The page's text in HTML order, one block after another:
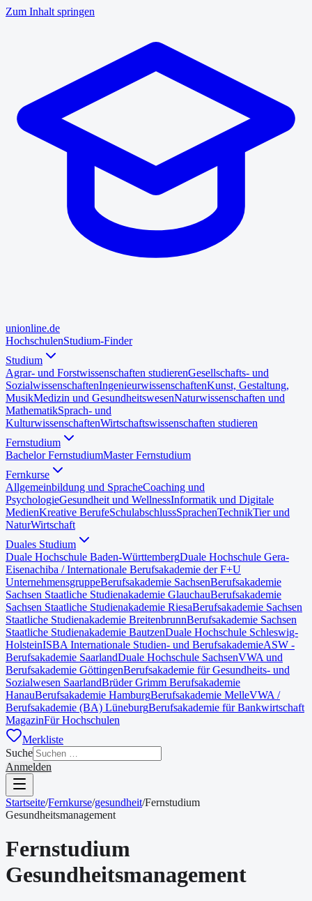
Zum Inhalt springen
unionline.de
HochschulenStudium-Finder
Studium
Agrar- und Forstwissenschaften studierenGesellschafts- und
SozialwissenschaftenIngenieurwissenschaftenKunst, Gestaltung,
MusikMedizin und GesundheitswesenNaturwissenschaften und
MathematikSprach- und
KulturwissenschaftenWirtschaftswissenschaften studieren
Fernstudium
Bachelor FernstudiumMaster Fernstudium
Fernkurse
Allgemeinbildung und SpracheCoaching und
PsychologieGesundheit und WellnessInformatik und Digitale
MedienKreative BerufeSchulabschlussSprachenTechnikTier und
NaturWirtschaft
Duales Studium
Duale Hochschule Baden-WürttembergDuale Hochschule Gera-
Eisenachiba / Internationale Berufsakademie der F+U
UnternehmensgruppeBerufsakademie SachsenBerufsakademie
Sachsen Staatliche Studienakademie GlauchauBerufsakademie
Sachsen Staatliche Studienakademie RiesaBerufsakademie Sachsen
Staatliche Studienakademie BreitenbrunnBerufsakademie Sachsen
Staatliche Studienakademie BautzenDuale Hochschule Schleswig-
HolsteinISBA Internationale Studien- und BerufsakademieASW -
Berufsakademie SaarlandDuale Hochschule SachsenVWA und
Berufsakademie GöttingenBerufsakademie für Gesundheits- und
Sozialwesen SaarlandBrüder Grimm Berufsakademie
HanauBerufsakademie HamburgBerufsakademie MelleVWA /
Berufsakademie (BA) LüneburgBerufsakademie für Bankwirtschaft
MagazinFür Hochschulen
Merkliste
Suche
Anmelden
Startseite/Fernkurse/gesundheit/Fernstudium
Gesundheitsmanagement
Fernstudium
Gesundheitsmanagement